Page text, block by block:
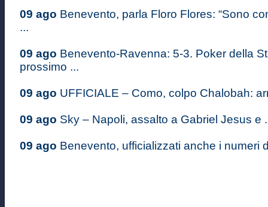
09 ago Benevento, parla Floro Flores: “Sono
...
09 ago Benevento-Ravenna: 5-3. Poker della
prossimo ...
09 ago UFFICIALE – Como, colpo Chalobah:
09 ago Sky – Napoli, assalto a Gabriel Jesus e
09 ago Benevento, ufficializzati anche i numeri